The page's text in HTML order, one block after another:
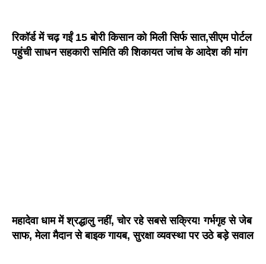
रिकॉर्ड में चढ़ गईं 15 बोरी किसान को मिली सिर्फ सात,सीएम पोर्टल
पहुंची साधन सहकारी समिति की शिकायत जांच के आदेश की मांग
महादेवा धाम में श्रद्धालु नहीं, चोर रहे सबसे सक्रिय! गर्भगृह से जेब
साफ, मेला मैदान से बाइक गायब, सुरक्षा व्यवस्था पर उठे बड़े सवाल